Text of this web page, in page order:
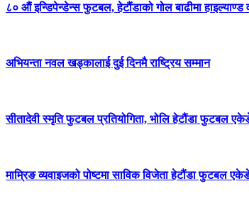
८० औं इन्डिपेन्डेन्स फुटबल, हेटौंडाको गोल बाढीमा हाइल्याण्ड
अभियन्ता नवल खड्कालाई दुई दिनमै राष्ट्रिय सम्मान
सीतादेवी स्मृति फुटबल प्रतियोगिता, भोलि हेटौंडा फुटबल
माम्रिङ व्यवाइजको पोष्टमा साविक विजेता हेटौंडा फुटबल